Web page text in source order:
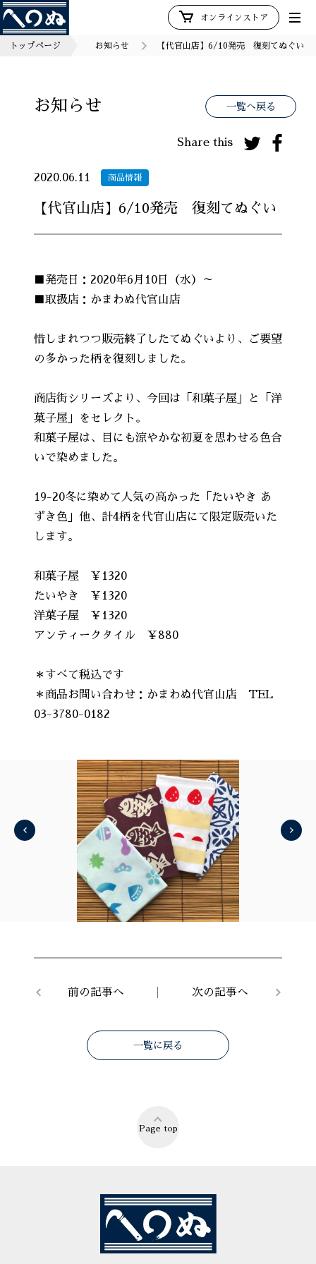
オンラインストア
トップページ お知らせ 【代官山店】6/10発売 復刻てぬぐい
お知らせ 一覧へ戻る
2020.06.11 商品情報
Share this
【代官山店】6/10発売 復刻てぬぐい
■発売日：2020年6月10日（水）～
■取扱店：かまわぬ代官山店
惜しまれつつ販売終了したてぬぐいより、ご要望
の多かった柄を復刻しました。
商店街シリーズより、今回は「和菓子屋」と「洋
菓子屋」をセレクト。
和菓子屋は、目にも涼やかな初夏を思わせる色合
いで染めました。
19-20冬に染めて人気の高かった「たいやき あ
ずき色」他、計4柄を代官山店にて限定販売いた
します。
和菓子屋 ￥1320
たいやき ￥1320
洋菓子屋 ￥1320
アンティークタイル ￥880
＊すべて税込です
＊商品お問い合わせ：かまわぬ代官山店 TEL
03-3780-0182
前の記事へ 次の記事へ
一覧に戻る
Page top